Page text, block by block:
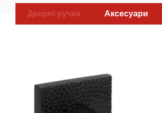
Дверні ручки Аксесуари